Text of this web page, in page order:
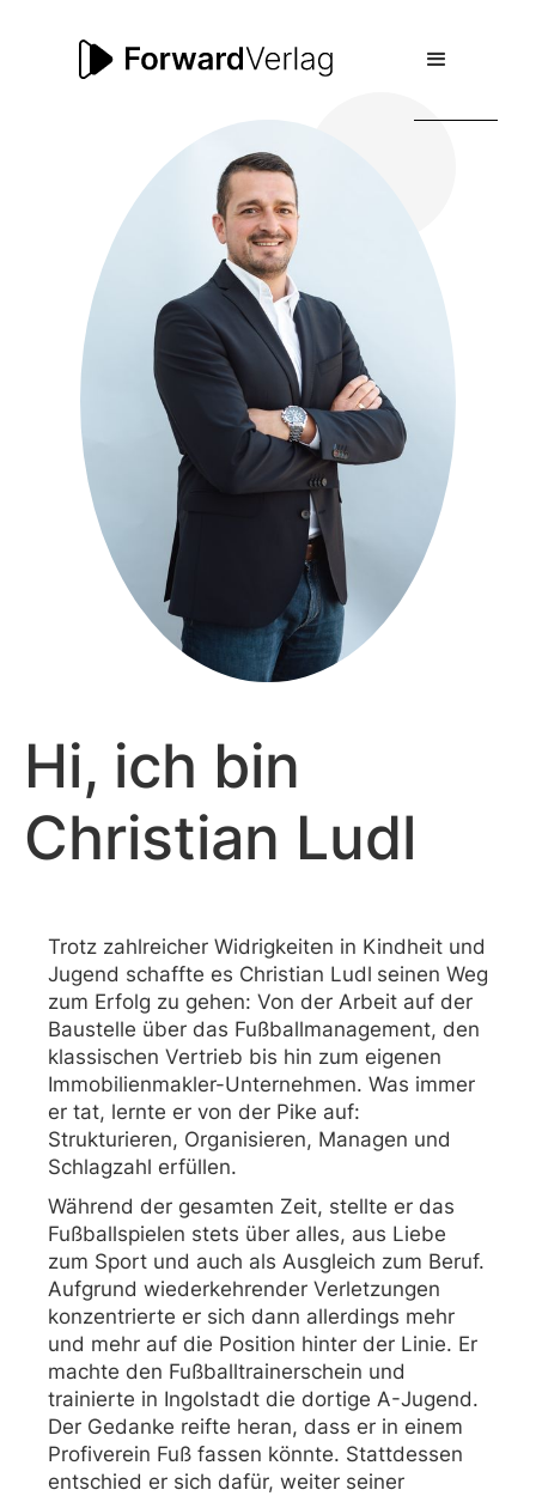
Hi, ich bin
Christian Ludl
Trotz zahlreicher Widrigkeiten in Kindheit und
Jugend schaffte es Christian Ludl seinen Weg
zum Erfolg zu gehen: Von der Arbeit auf der
Baustelle über das Fußballmanagement, den
klassischen Vertrieb bis hin zum eigenen
Immobilienmakler-Unternehmen. Was immer
er tat, lernte er von der Pike auf:
Strukturieren, Organisieren, Managen und
Schlagzahl erfüllen.
Während der gesamten Zeit, stellte er das
Fußballspielen stets über alles, aus Liebe
zum Sport und auch als Ausgleich zum Beruf.
Aufgrund wiederkehrender Verletzungen
konzentrierte er sich dann allerdings mehr
und mehr auf die Position hinter der Linie. Er
machte den Fußballtrainerschein und
trainierte in Ingolstadt die dortige A-Jugend.
Der Gedanke reifte heran, dass er in einem
Profiverein Fuß fassen könnte. Stattdessen
entschied er sich dafür, weiter seiner